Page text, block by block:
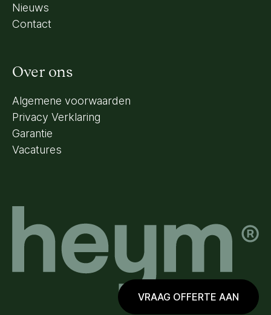
VRAAG OFFERTE AAN
Nieuws
Contact
Over ons
Algemene voorwaarden
Privacy Verklaring
Garantie
Vacatures